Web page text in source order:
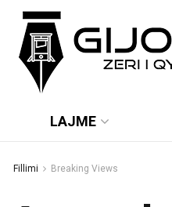
LAJME
Fillimi Breaking Views